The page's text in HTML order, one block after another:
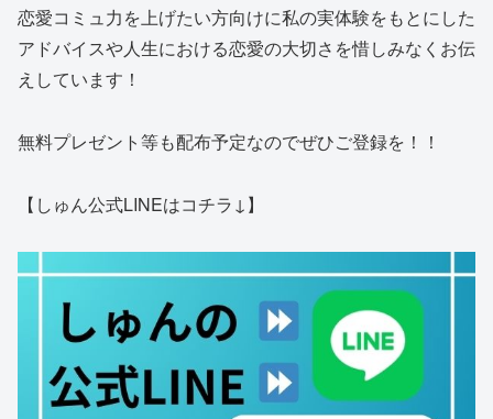
恋愛コミュ力を上げたい方向けに私の実体験をもとにした
アドバイスや人生における恋愛の大切さを惜しみなくお伝
えしています！
無料プレゼント等も配布予定なのでぜひご登録を！！
【しゅん公式LINEはコチラ↓】